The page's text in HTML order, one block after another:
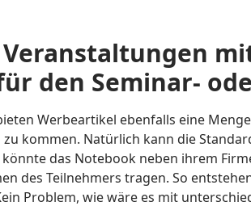
den Seminar-
Werbeartikel ebenfalls eine
kommen. Natürlich kann die
das Notebook neben ihrem
des Teilnehmers tragen. So
Problem, wie wäre es mit